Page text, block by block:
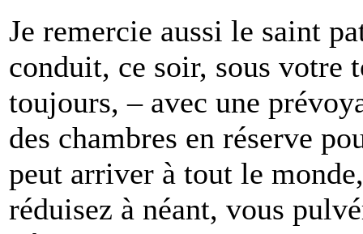
Je remercie aussi le saint
conduit, ce soir, sous votre
toujours, – avec une
des chambres en réserve
peut arriver à tout le
réduisez à néant, vous